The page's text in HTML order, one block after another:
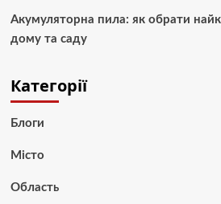
Акумуляторна пила: як обрати
дому та саду
Категорії
Блоги
Місто
Область